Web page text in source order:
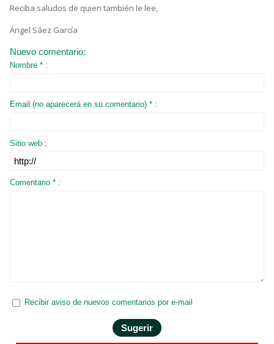
Reciba saludos de quien también le lee,
Ángel Sáez García
Nuevo comentario:
Nombre * :
Email (no aparecerá en su comentario) * :
Sitio web :
Comentario * :
Recibir aviso de nuevos comentarios por e-mail